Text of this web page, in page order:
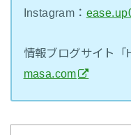
Instagram：
情報ブログサイト「
masa.com